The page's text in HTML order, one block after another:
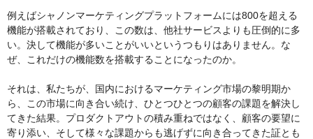
例えばシャノンマーケティングプラットフォームには800を超える
機能が搭載されており、この数は、他社サービスよりも圧倒的に多
い。決して機能が多いことがいいというつもりはありません。な
ぜ、これだけの機能数を搭載することになったのか。
それは、私たちが、国内におけるマーケティング市場の黎明期か
ら、この市場に向き合い続け、ひとつひとつの顧客の課題を解決し
てきた結果。プロダクトアウトの積み重ねではなく、顧客の要望に
寄り添い、そして様々な課題からも逃げずに向き合ってきた証とも